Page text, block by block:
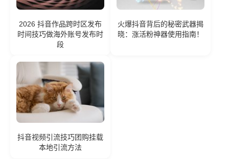
2026 抖音作品跨时区发布
时间技巧做海外账号发布时
段
火爆抖音背后的秘密武器揭
晓：涨活粉神器使用指南！
抖音视频引流技巧团购挂载
本地引流方法